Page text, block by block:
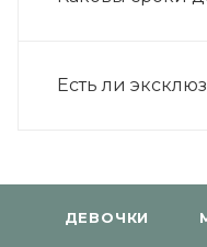
Есть ли
ДЕВОЧКИ